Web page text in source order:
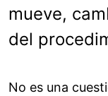
mueve,
del
No es una